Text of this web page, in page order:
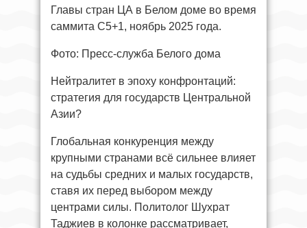
Главы стран ЦА в Белом доме во время
саммита С5+1, ноябрь 2025 года.
Фото: Пресс-служба Белого дома
Нейтралитет в эпоху конфронтаций:
стратегия для государств Центральной
Азии?
Глобальная конкуренция между
крупными странами всё сильнее влияет
на судьбы средних и малых государств,
ставя их перед выбором между
центрами силы. Политолог Шухрат
Таджиев в колонке рассматривает,